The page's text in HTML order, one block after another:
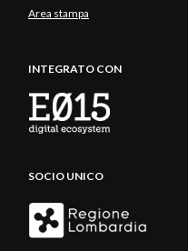
Area stampa
INTEGRATO CON
SOCIO UNICO